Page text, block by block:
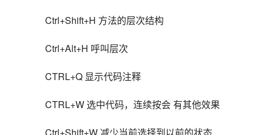
Ctrl+Shift+H 方法的层次结构
Ctrl+Alt+H 呼叫层次
CTRL+Q 显示代码注释
CTRL+W 选中代码，连续按会 有其他效果